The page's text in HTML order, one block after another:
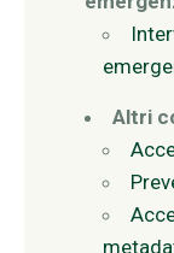
Altri